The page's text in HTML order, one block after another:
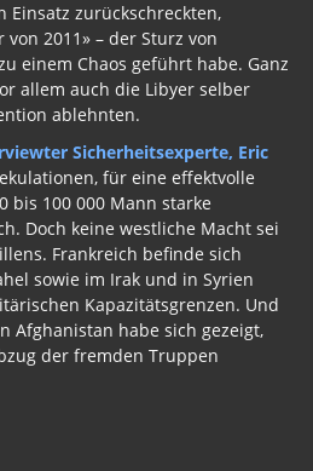
Einsatz zurückschreckten,
2011» – der Sturz von
einem Chaos geführt habe. Ganz
allem auch die Libyer selber
ablehnten.
Sicherheitsexperte, Eric
für eine effektvolle
bis 100 000 Mann starke
Doch keine westliche Macht sei
Frankreich befinde sich
sowie im Irak und in Syrien
Kapazitätsgrenzen. Und
Afghanistan habe sich gezeigt,
der fremden Truppen